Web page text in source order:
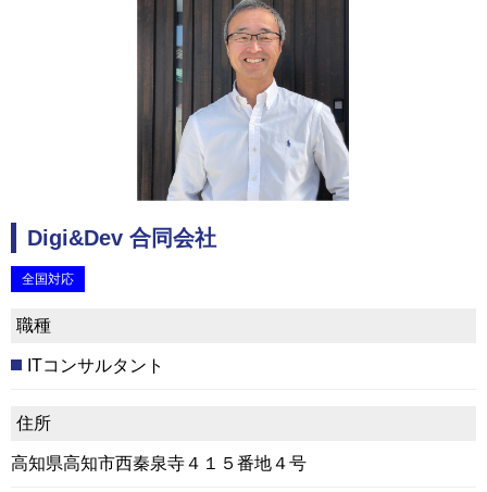
Digi&Dev 合同会社
全国対応
職種
ITコンサルタント
住所
高知県高知市西秦泉寺４１５番地４号